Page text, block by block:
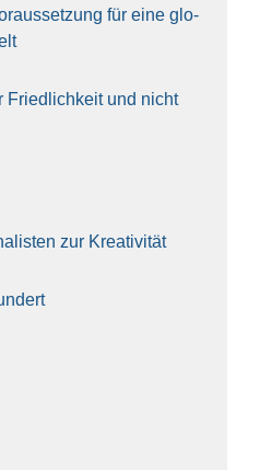
für eine glo­
Fried­lich­keit und nicht
zur Krea­ti­vi­tät